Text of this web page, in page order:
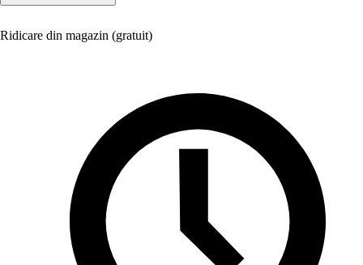
Ridicare din magazin (gratuit)